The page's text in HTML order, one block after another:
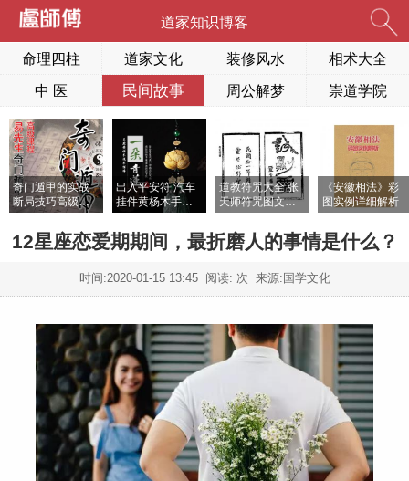
道家知识博客
命理四柱 道家文化 装修风水 相术大全
中 医 民间故事 周公解梦 崇道学院
奇门遁甲的实战
断局技巧高级视
频课程
出入平安符 汽车
挂件黄杨木手工
莲花开光高档车
内挂
道教符咒大全 张
天师符咒图文欣
赏
《安徽相法》彩
图实例详细解析
12星座恋爱期期间，最折磨人的事情是什么？
时间:2020-01-15 13:45阅读: 次 来源:国学文化